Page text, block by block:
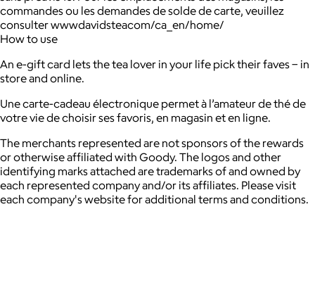
commandes ou les demandes de solde de carte, veuillez
consulter wwwdavidsteacom/ca_en/home/
How to use
An e-gift card lets the tea lover in your life pick their faves − in
store and online.
Une carte-cadeau électronique permet à l’amateur de thé de
votre vie de choisir ses favoris, en magasin et en ligne.
The merchants represented are not sponsors of the rewards
or otherwise affiliated with Goody. The logos and other
identifying marks attached are trademarks of and owned by
each represented company and/or its affiliates. Please visit
each company's website for additional terms and conditions.